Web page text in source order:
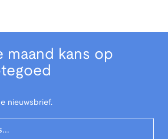
maand kans op
nieuwsbrief.